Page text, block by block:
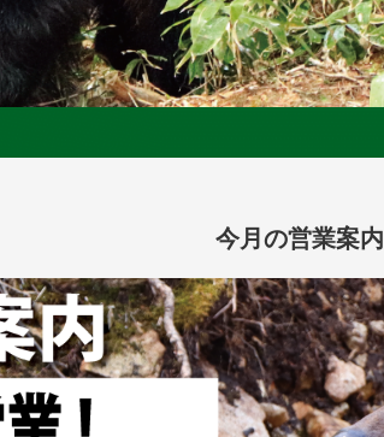
今月の営業案内